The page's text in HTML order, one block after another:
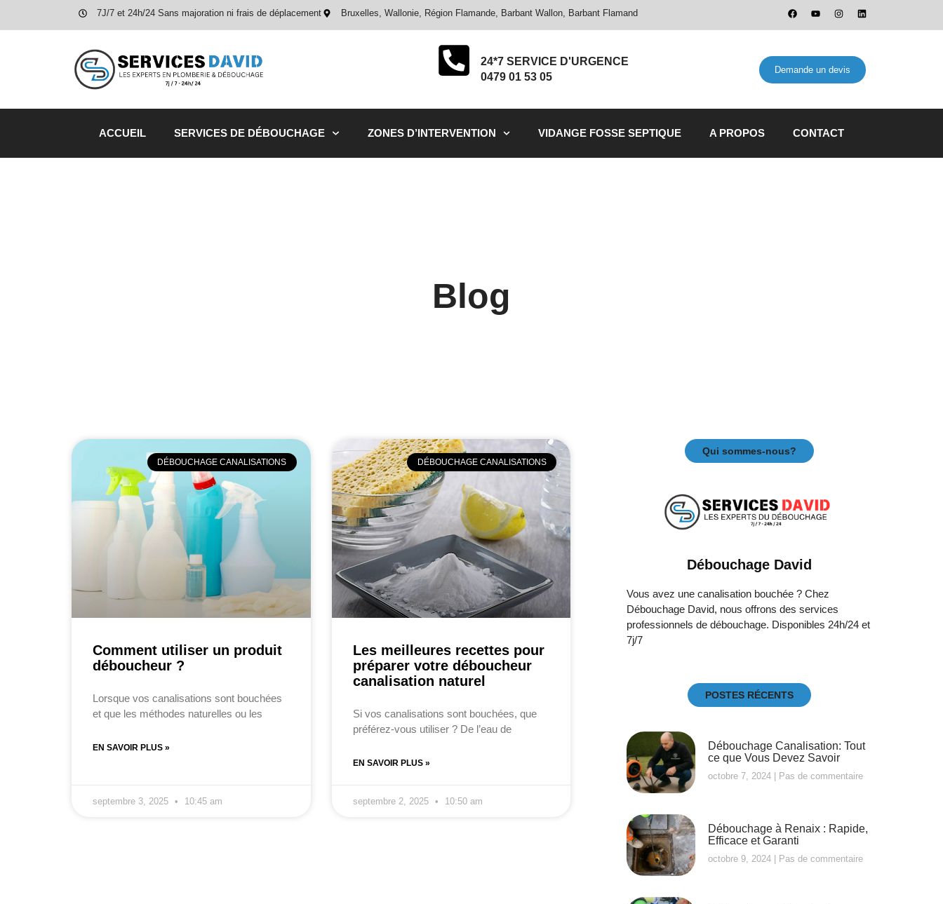
7J/7 et 24h/24 Sans majoration ni frais de déplacement Bruxelles, Wallonie, Région Flamande, Barbant Wallon, Barbant Flamand
24*7 SERVICE D'URGENCE
0479 01 53 05
Demande un devis
ACCUEIL SERVICES DE DÉBOUCHAGE ZONES D’INTERVENTION VIDANGE FOSSE SEPTIQUE A PROPOS CONTACT
Blog
DÉBOUCHAGE CANALISATIONS
Comment utiliser un produit
déboucheur ?
Lorsque vos canalisations sont bouchées
et que les méthodes naturelles ou les
EN SAVOIR PLUS »
septembre 3, 2025 10:45 am
DÉBOUCHAGE CANALISATIONS
Les meilleures recettes pour
préparer votre déboucheur
canalisation naturel
Si vos canalisations sont bouchées, que
préférez-vous utiliser ? De l’eau de
EN SAVOIR PLUS »
septembre 2, 2025 10:50 am
Qui sommes-nous?
Débouchage David
Vous avez une canalisation bouchée ? Chez
Débouchage David, nous offrons des services
professionnels de débouchage. Disponibles 24h/24 et
7j/7
POSTES RÉCENTS
Débouchage Canalisation: Tout
ce que Vous Devez Savoir
octobre 7, 2024 Pas de commentaire
Débouchage à Renaix : Rapide,
Efficace et Garanti
octobre 9, 2024 Pas de commentaire